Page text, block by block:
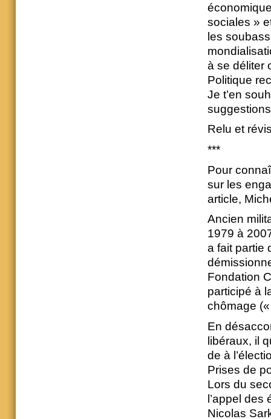
sociales »
les
à se déliter
Politique
Je t’en
Relu et
***
Pour
sur les
article,
Ancien
1979 à
a fait partie
Fondation
participé à
chômage
En
libéraux, il
de à
Prises de
Lors du
l’appel des
Nicolas